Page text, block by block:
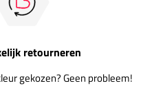
retourneren
gekozen? Geen probleem!